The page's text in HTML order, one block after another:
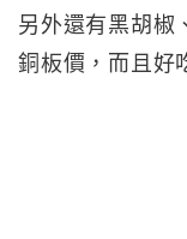
另外還有黑胡椒
銅板價，而且好